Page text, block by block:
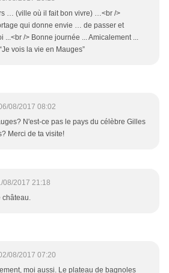
… (ville où il fait bon vivre) …<br />
qui donne envie … de passer et
...<br /> Bonne journée ... Amicalement ...
vois la vie en Mauges”
08/2017 08:02
N'est-ce pas le pays du célèbre Gilles
Merci de ta visite!
08/2017 21:18
château.
08/2017 07:20
moi aussi. Le plateau de bagnoles